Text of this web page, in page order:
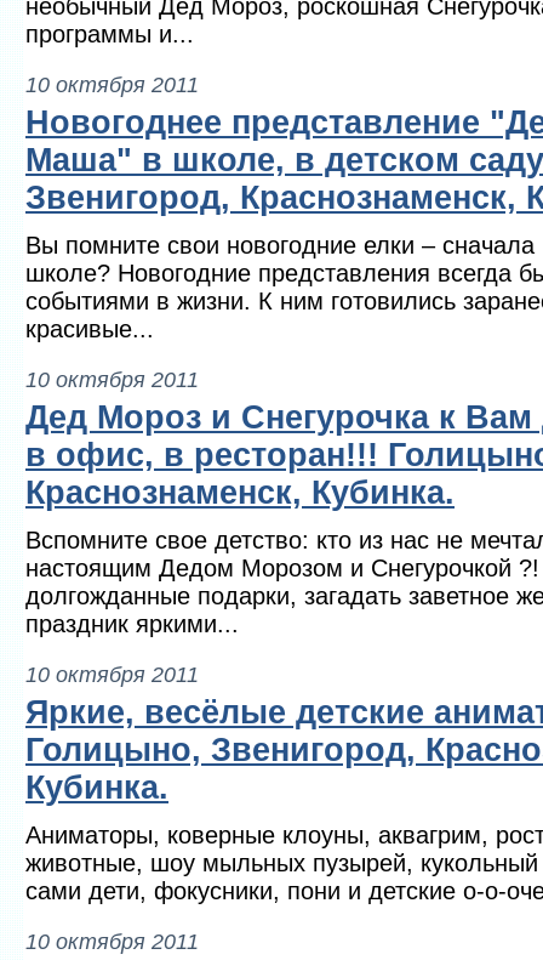
необычный Дед Мороз, роскошная
программы и...
10 октября 2011
Новогоднее представление
Маша" в школе, в детском
Звенигород, Краснознаменск,
Вы помните свои новогодние елки –
школе? Новогодние представления всегда
событиями в жизни. К ним готовились
красивые...
10 октября 2011
Дед Мороз и Снегурочка к
в офис, в ресторан!!!
Краснознаменск, Кубинка.
Вспомните свое детство: кто из нас не
настоящим Дедом Морозом и Снегурочкой ?!
долгожданные подарки, загадать заветное
праздник яркими...
10 октября 2011
Яркие, весёлые детские
Голицыно, Звенигород,
Кубинка.
Аниматоры, коверные клоуны, аквагрим,
животные, шоу мыльных пузырей, кукольный
сами дети, фокусники, пони и детские о-о-
10 октября 2011